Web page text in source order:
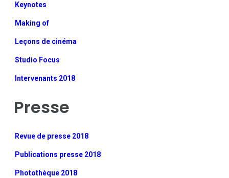
Keynotes
Making of
Leçons de cinéma
Studio Focus
Intervenants 2018
Presse
Revue de presse 2018
Publications presse 2018
Photothèque 2018